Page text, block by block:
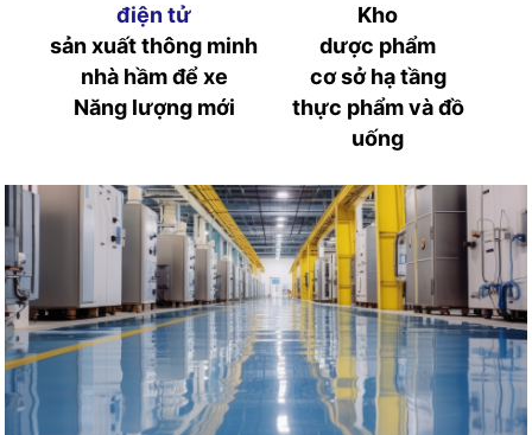
điện tử
sản xuất thông minh
nhà hầm để xe
Năng lượng mới
Kho
dược phẩm
cơ sở hạ tầng
thực phẩm và đồ
uống